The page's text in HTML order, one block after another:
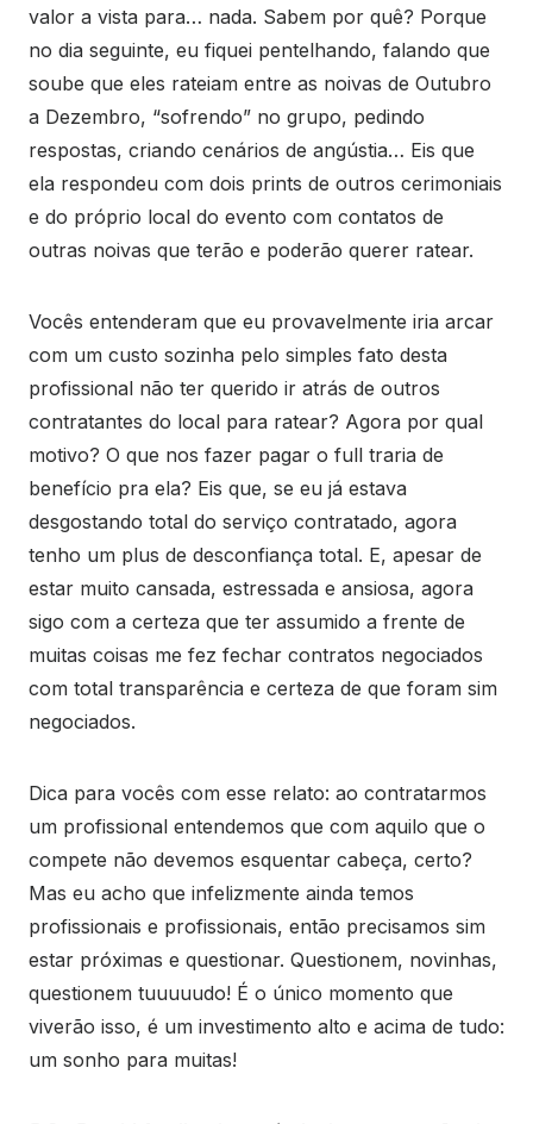
valor a vista para… nada. Sabem por quê? Porque
no dia seguinte, eu fiquei pentelhando, falando que
soube que eles rateiam entre as noivas de Outubro
a Dezembro, “sofrendo” no grupo, pedindo
respostas, criando cenários de angústia… Eis que
ela respondeu com dois prints de outros cerimoniais
e do próprio local do evento com contatos de
outras noivas que terão e poderão querer ratear.
Vocês entenderam que eu provavelmente iria arcar
com um custo sozinha pelo simples fato desta
profissional não ter querido ir atrás de outros
contratantes do local para ratear? Agora por qual
motivo? O que nos fazer pagar o full traria de
benefício pra ela? Eis que, se eu já estava
desgostando total do serviço contratado, agora
tenho um plus de desconfiança total. E, apesar de
estar muito cansada, estressada e ansiosa, agora
sigo com a certeza que ter assumido a frente de
muitas coisas me fez fechar contratos negociados
com total transparência e certeza de que foram sim
negociados.
Dica para vocês com esse relato: ao contratarmos
um profissional entendemos que com aquilo que o
compete não devemos esquentar cabeça, certo?
Mas eu acho que infelizmente ainda temos
profissionais e profissionais, então precisamos sim
estar próximas e questionar. Questionem, novinhas,
questionem tuuuuudo! É o único momento que
viverão isso, é um investimento alto e acima de tudo:
um sonho para muitas!